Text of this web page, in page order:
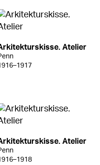
Atelier
Atelier